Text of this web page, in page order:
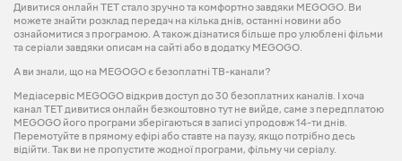
Дивитися онлайн ТЕТ стало зручно та комфортно завдяки MEGOGO. Ви
можете знайти розклад передач на кілька днів, останні новини або
ознайомитися з програмою. А також дізнатися більше про улюблені фільми
та серіали завдяки описам на сайті або в додатку MEGOGO.
А ви знали, що на MEGOGO є безоплатні ТВ-канали?
Медіасервіс MEGOGO відкрив доступ до 30 безоплатних каналів. І хоча
канал ТЕТ дивитися онлайн безкоштовно тут не вийде, саме з передплатою
MEGOGO його програми зберігаються в записі упродовж 14-ти днів.
Перемотуйте в прямому ефірі або ставте на паузу, якщо потрібно десь
відійти. Так ви не пропустите жодної програми, фільму чи серіалу.